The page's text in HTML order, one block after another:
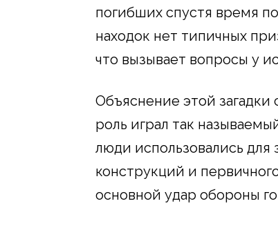
погибших спустя время
находок нет типичных
что вызывает вопросы у
Объяснение этой
роль играл так
люди использовались для
конструкций и
основной удар обороны